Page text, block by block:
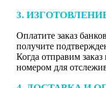
3.
Оплатите заказ
получите
Когда отправим
номером для